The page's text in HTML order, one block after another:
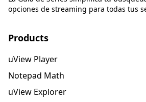
opciones de streaming para todas tus
Products
uView Player
Notepad Math
uView Explorer